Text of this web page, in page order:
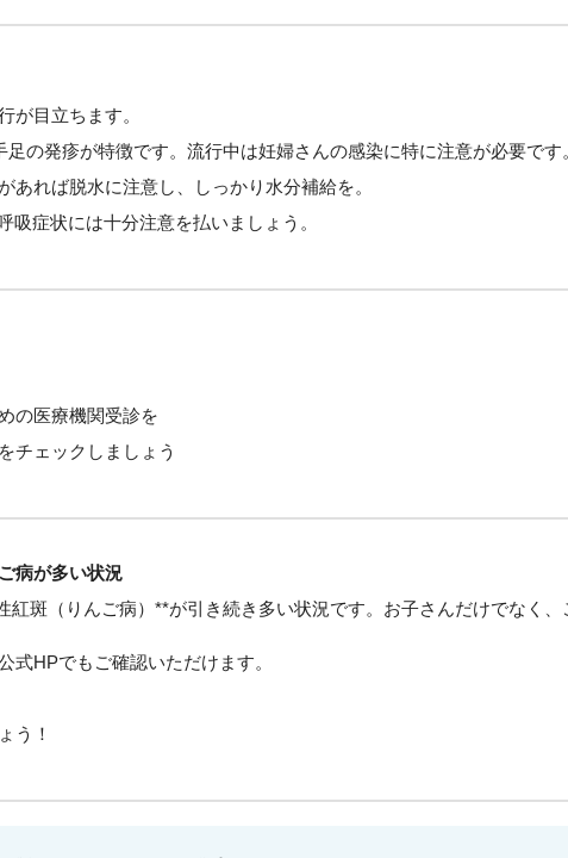
が目立ちます。
の発疹が特徴です。流行中は妊婦さんの感染に特に注意が必要です
あれば脱水に注意し、しっかり水分補給を。
吸症状には十分注意を払いましょう。
の医療機関受診を
チェックしましょう
病が多い状況
斑（りんご病）**が引き続き多い状況です。お子さんだけでなく
式HPでもご確認いただけます。
う！